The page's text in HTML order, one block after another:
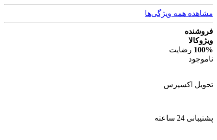
مشاهده همه ویژگی‌ها
فروشنده
ویژوکالا
100% رضایت
ناموجود
تحویل اکسپرس
پشتیبانی 24 ساعته